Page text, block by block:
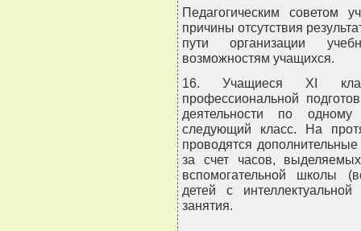
Педагогическим советом
причины отсутствия
пути организации
возможностям учащихся.
16. Учащиеся XI
профессиональной
деятельности по
следующий класс. На
проводятся
за счет часов,
вспомогательной школы
детей с
занятия.